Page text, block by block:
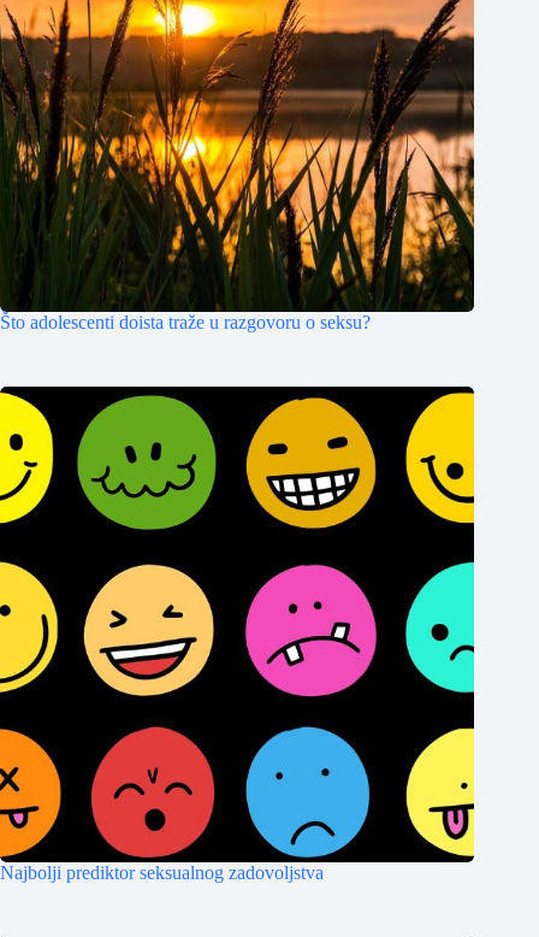
Što adolescenti doista traže u razgovoru o seksu?
Najbolji prediktor seksualnog zadovoljstva